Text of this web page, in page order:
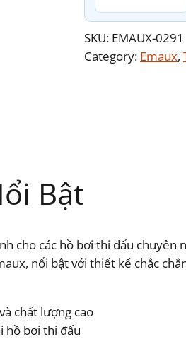
SKU: EMAUX-0291
Category: Emaux,
Bật
cho các hồ bơi thi đấu
nổi bật với thiết kế chắc
chất lượng cao
hồ bơi thi đấu